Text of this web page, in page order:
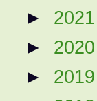
► 2021
► 2020
► 2019